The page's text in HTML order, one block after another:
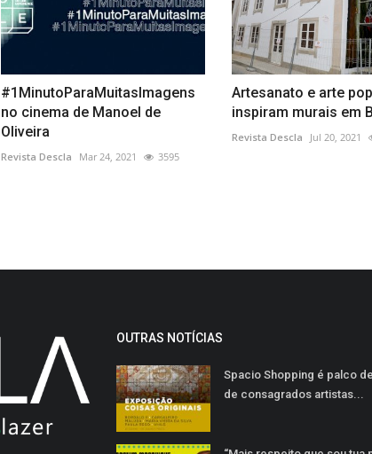
#1MinutoParaMuitasImagens
no cinema de Manoel de
Oliveira
Revista Descla Mar 24, 2021 3595
Artesanato e arte
inspiram murais em
Revista Descla Jul 20, 2021
OUTRAS NOTÍCIAS
Spacio Shopping é palco
de consagrados artistas...